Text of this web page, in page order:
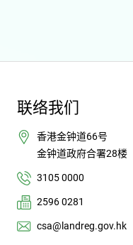
联络我们
香港金钟道66号
金钟道政府合署28楼
3105 0000
2596 0281
csa@landreg.gov.hk